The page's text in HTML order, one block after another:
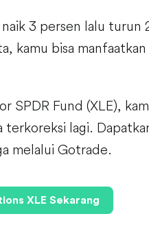
3 persen lalu turun
kamu bisa
Fund (XLE),
terkoreksi lagi.
melalui Gotrade.
XLE Sekarang